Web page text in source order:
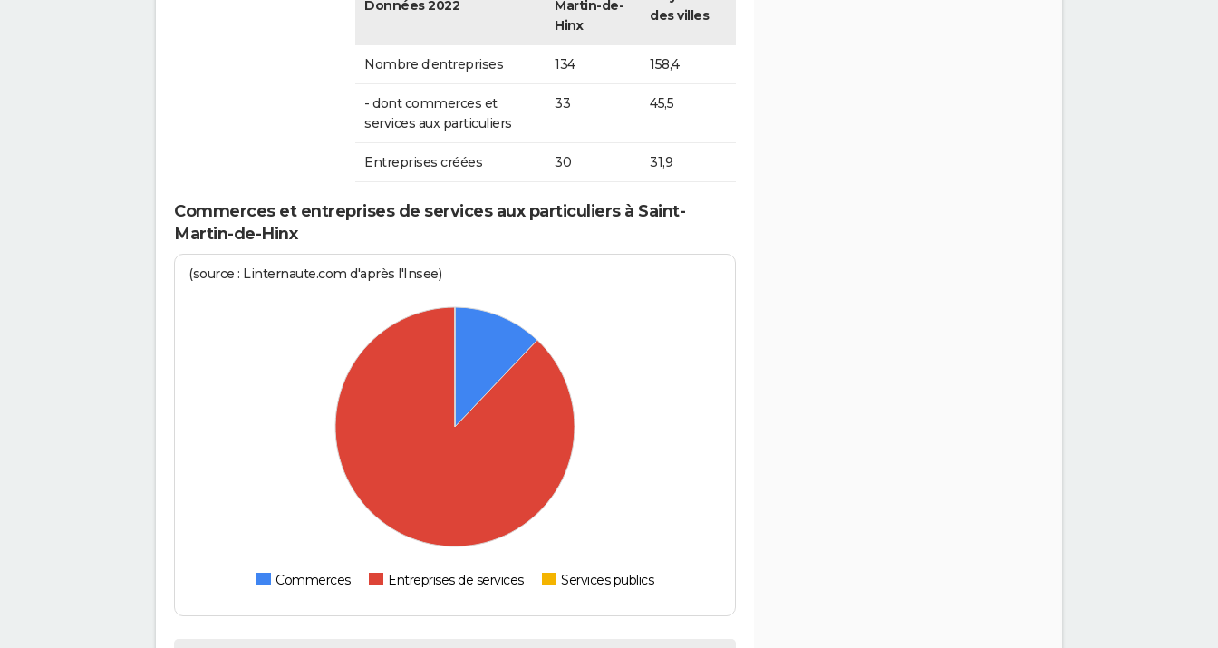
Données 2022
Martin-de-
Hinx
des villes
Nombre d'entreprises 134 158,4
- dont commerces et
services aux particuliers
33 45,5
Entreprises créées 30 31,9
Commerces et entreprises de services aux particuliers à Saint-
Martin-de-Hinx
(source : Linternaute.com d'après l'Insee)
Commerces Entreprises de services Services publics